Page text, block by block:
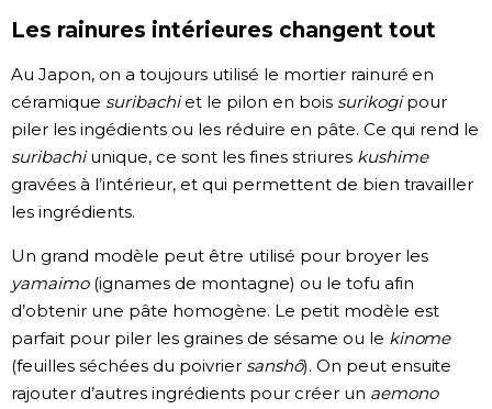
Vidéos
Tokyo
Les rainures intérieures changent tout
Au Japon, on a toujours utilisé le mortier rainuré en
céramique suribachiet le pilon en bois surikogipour
piler les ingédients ou les réduire en pâte. Ce qui rend le
suribachiunique, ce sont les fines striures kushime
gravées à l’intérieur, et qui permettent de bien travailler
les ingrédients.
Un grand modèle peut être utilisé pour broyer les
yamaimo(ignames de montagne) ou le tofu afin
d’obtenir une pâte homogène. Le petit modèle est
parfait pour piler les graines de sésame ou le kinome
(feuilles séchées du poivrier sanshô). On peut ensuite
rajouter d’autres ingrédients pour créer un aemono